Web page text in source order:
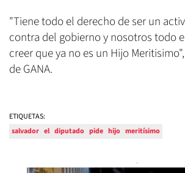
"Tiene todo el derecho de ser un
contra del gobierno y nosotros todo
creer que ya no es un Hijo
de GANA.
ETIQUETAS:
salvador el diputado pide hijo meritísimo